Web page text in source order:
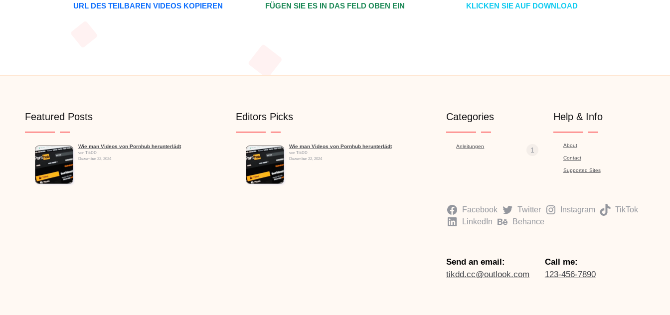
URL DES TEILBAREN VIDEOS KOPIEREN FÜGEN SIE ES IN DAS FELD OBEN EIN KLICKEN SIE AUF DOWNLOAD
Featured Posts
Wie man Videos von Pornhub herunterlädt
von TikDD
Dezember 22, 2024
Editors Picks
Wie man Videos von Pornhub herunterlädt
von TikDD
Dezember 22, 2024
Categories
Anleitungen 1
Help & Info
About
Contact
Supported Sites
Facebook Twitter Instagram
TikTok
LinkedIn
Behance
Send an email:
tikdd.cc@outlook.com
Call me:
123-456-7890